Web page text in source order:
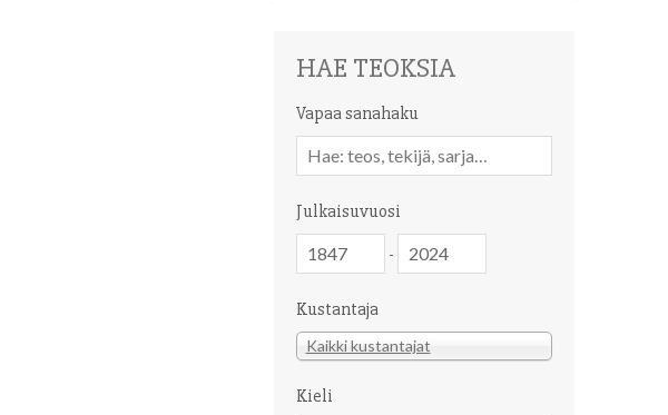
HAE TEOKSIA
Vapaa sanahaku
sanahaku
Julkaisuvuosi
-
Kustantaja
Kustantaja
Kaikki kustantajat
Kieli